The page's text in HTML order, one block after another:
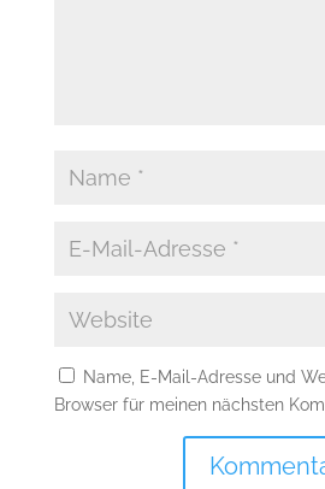
Name, E-Mail-Adresse und
Browser für meinen nächsten